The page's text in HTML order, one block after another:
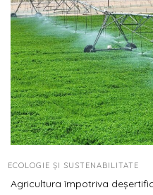
ECOLOGIE ȘI SUSTENABILITATE
Agricultura împotriva